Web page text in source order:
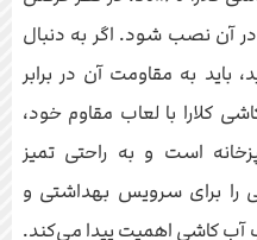
آن نصب شود. اگر به دنبال
باید به مقاومت آن در برابر
کلارا با لعاب مقاوم خود،
است و به راحتی تمیز
را برای سرویس بهداشتی و
آب کاشی اهمیت پیدا می‌کند.